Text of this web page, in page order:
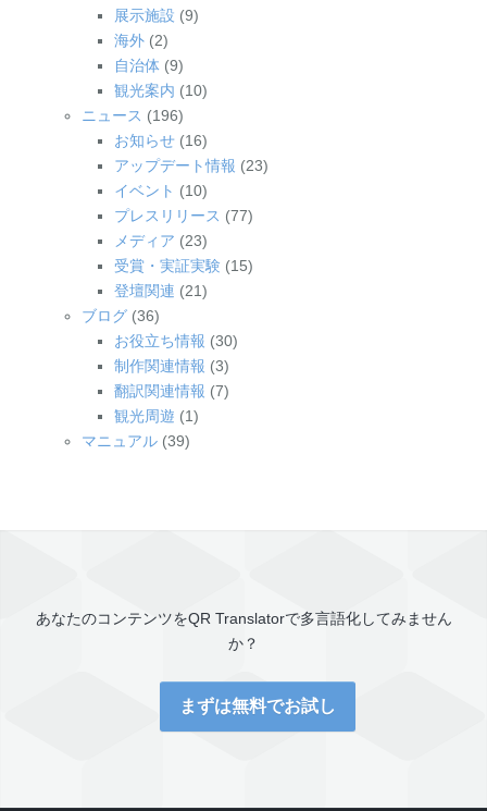
展示施設 (9)
海外 (2)
自治体 (9)
観光案内 (10)
ニュース (196)
お知らせ (16)
アップデート情報 (23)
イベント (10)
プレスリリース (77)
メディア (23)
受賞・実証実験 (15)
登壇関連 (21)
ブログ (36)
お役立ち情報 (30)
制作関連情報 (3)
翻訳関連情報 (7)
観光周遊 (1)
マニュアル (39)
あなたのコンテンツをQR Translatorで多言語化してみません
か？
まずは無料でお試し